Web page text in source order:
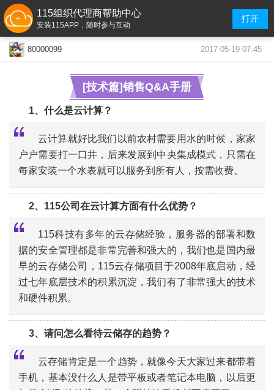
115组织代理商帮助中心
安装115APP，随时参与互动
打开
80000099 2017-05-19 07:45
[技术篇]销售Q&A手册
1、什么是云计算？
云计算就好比我们以前农村需要用水的时候，家家
户户需要打一口井，后来发展到中央集成模式，只需在
每家安装一个水表就可以服务到所有人，按需收费。
2、115公司在云计算方面有什么优势 ？
115科技有多年的云存储经验，服务器的部署和数
据的安全管理都是非常完善和强大的，我们也是国内最
早的云存储公司，115云存储项目于2008年底启动，经
过七年底层技术的积累沉淀，我们有了非常强大的技术
和硬件积累。
3、请问怎么看待云储存的趋势？
云存储肯定是一个趋势，就像今天大家过来都带着
手机，基本没什么人是带平板或者笔记本电脑，以后更